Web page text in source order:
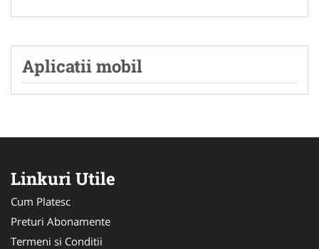
Aplicatii mobil
Linkuri Utile
Cum Platesc
Preturi Abonamente
Termeni si Conditii